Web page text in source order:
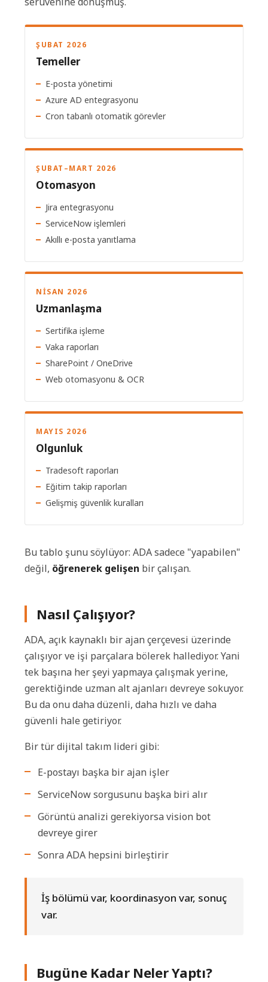
ŞUBAT 2026
Temeller
E-posta yönetimi
Azure AD entegrasyonu
Cron tabanlı otomatik görevler
ŞUBAT–MART 2026
Otomasyon
Jira entegrasyonu
ServiceNow işlemleri
Akıllı e-posta yanıtlama
NISAN 2026
Uzmanlaşma
Sertifika işleme
Vaka raporları
SharePoint / OneDrive
Web otomasyonu & OCR
MAYIS 2026
Olgunluk
Tradesoft raporları
Eğitim takip raporları
Gelişmiş güvenlik kuralları
Bu tablo şunu söylüyor: ADA sadece "yapabilen"
değil, öğrenerek gelişen bir çalışan.
Nasıl Çalışıyor?
ADA, açık kaynaklı bir ajan çerçevesi üzerinde
çalışıyor ve işi parçalara bölerek hallediyor. Yani
tek başına her şeyi yapmaya çalışmak yerine,
gerektiğinde uzman alt ajanları devreye sokuyor.
Bu da onu daha düzenli, daha hızlı ve daha
güvenli hale getiriyor.
Bir tür dijital takım lideri gibi:
E-postayı başka bir ajan işler
ServiceNow sorgusunu başka biri alır
Görüntü analizi gerekiyorsa vision bot
devreye girer
Sonra ADA hepsini birleştirir
İş bölümü var, koordinasyon var, sonuç
var.
Bugüne Kadar Neler Yaptı?